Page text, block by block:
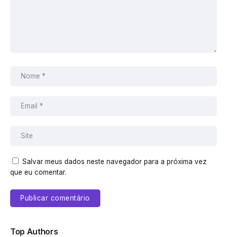
Salvar meus dados neste navegador para a próxima vez
que eu comentar.
Top Authors